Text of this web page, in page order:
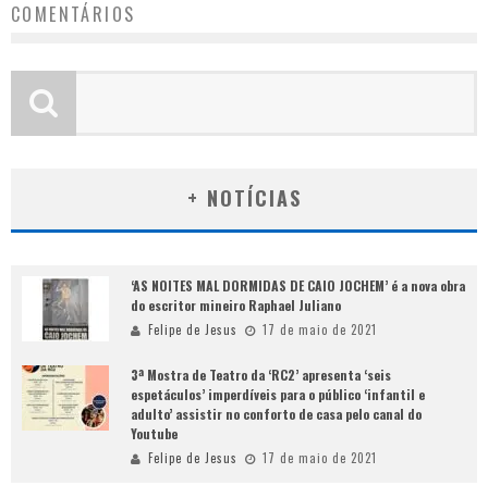
COMENTÁRIOS
+ NOTÍCIAS
‘AS NOITES MAL DORMIDAS DE CAIO JOCHEM’ é a nova obra
do escritor mineiro Raphael Juliano
Felipe de Jesus 17 de maio de 2021
3ª Mostra de Teatro da ‘RC2’ apresenta ‘seis
espetáculos’ imperdíveis para o público ‘infantil e
adulto’ assistir no conforto de casa pelo canal do
Youtube
Felipe de Jesus 17 de maio de 2021